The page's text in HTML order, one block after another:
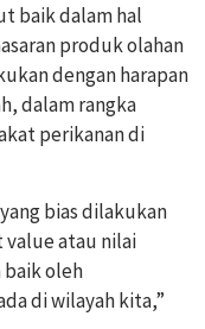
baik dalam hal
produk olahan
dengan harapan
dalam rangka
perikanan di
bias dilakukan
atau nilai
baik oleh
di wilayah kita,”